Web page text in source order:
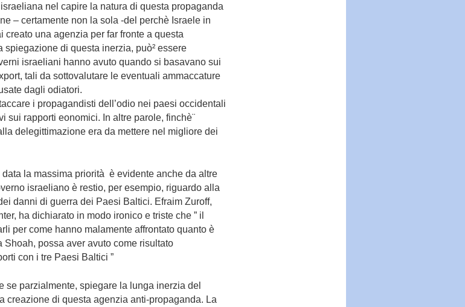
nel capire la natura di questa propaganda
– certamente non la sola -del perchè Israele in
creato una agenzia per far fronte a questa
spiegazione di questa inerzia, può² essere
israeliani hanno avuto quando si basavano sui
tali da sottovalutare le eventuali ammaccature
dagli odiatori.
i propagandisti dell’odio nei paesi occidentali
sui rapporti eonomici. In altre parole, finchè¨
delegittimazione era da mettere nel migliore dei
la massima priorità è evidente anche da altre
israeliano è restio, per esempio, riguardo alla
danni di guerra dei Paesi Baltici. Efraim Zuroff,
ha dichiarato in modo ironico e triste che ” il
per come hanno malamente affrontato quanto è
possa aver avuto come risultato
con i tre Paesi Baltici ”
se parzialmente, spiegare la lunga inerzia del
creazione di questa agenzia anti-propaganda. La